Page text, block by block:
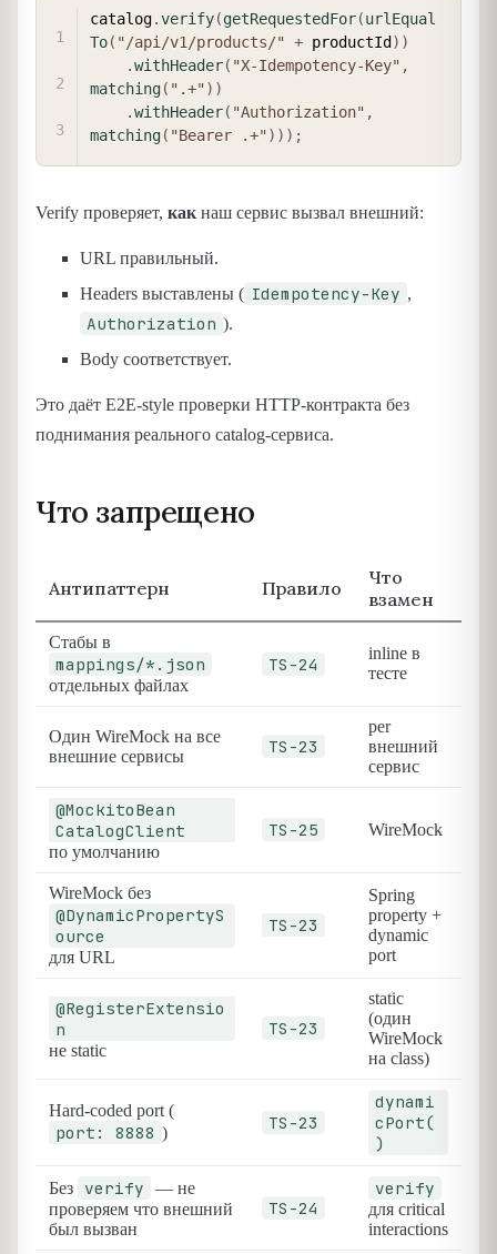
catalog.verify(getRequestedFor(urlEqual
To( "/api/v1/products/" + productId ) )
.withHeader( "X-Idempotency-Key" ,
matching( ".+") )
.withHeader( "Authorization" ,
matching( "Bearer .+") ) ) ;
COPY
Verify проверяет, как наш сервис вызвал внешний:
URL правильный.
Headers выставлены ( Idempotency-Key ,
Authorization ).
Body соответствует.
Это даёт E2E-style проверки HTTP-контракта без
поднимания реального catalog-сервиса.
Что запрещено
Антипаттерн Правило
Что
взамен
Стабы в
mappings/*.json
отдельных файлах
TS-24
inline в
тесте
Один WireMock на все
внешние сервисы
TS-23
per
внешний
сервис
@MockitoBean
CatalogClient
по умолчанию
TS-25 WireMock
WireMock без
@DynamicPropertyS
ource
для URL
TS-23
Spring
property +
dynamic
port
@RegisterExtensio
n
не static
TS-23
static
(один
WireMock
на class)
Hard-coded port (
port: 8888 ) TS-23
dynami
cPort(
)
Без verify
— не
проверяем что внешний
был вызван
TS-24
verify
для critical
interactions